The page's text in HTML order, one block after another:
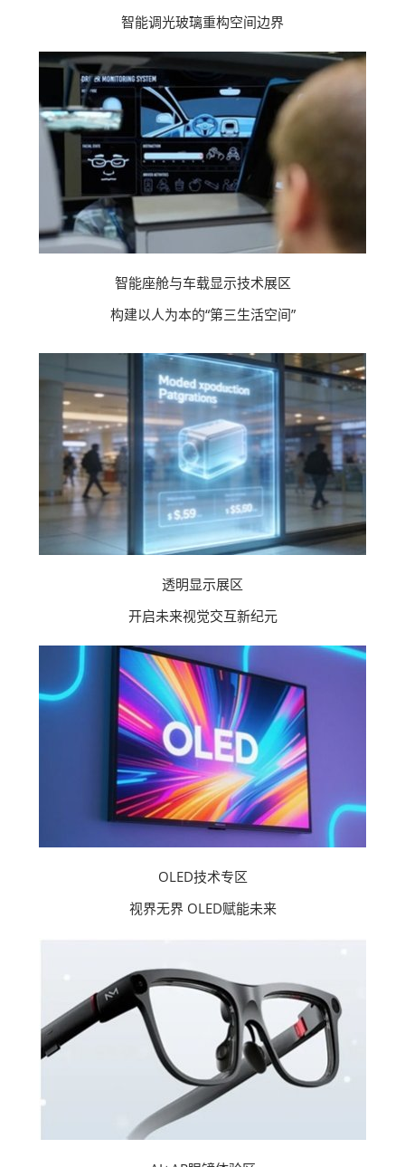
智能调光玻璃重构空间边界
智能座舱与车载显示技术展区​
构建以人为本的“第三生活空间”
透明显示展区​
开启未来视觉交互新纪元
OLED技术专区​
视界无界 OLED赋能未来